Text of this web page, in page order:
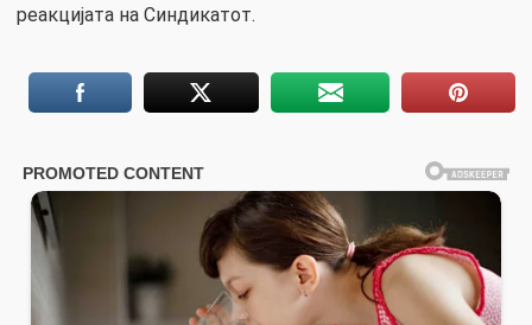
реакцијата на Синдикатот.